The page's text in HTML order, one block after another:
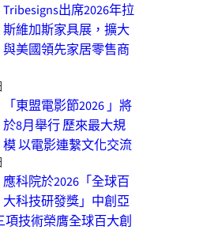
Tribesigns出席2026年拉
斯維加斯家具展，擴大
與美國領先家居零售商
「東盟電影節2026 」將
於8月舉行 歷來最大規
模 以電影連繫文化交流
應科院於2026「全球百
大科技研發獎」中創亞
項技術榮膺全球百大創